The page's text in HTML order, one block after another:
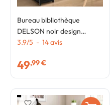
Bureau bibliothèque
DELSON noir design
industriel
3.9/5 - 14avis
49,99 €